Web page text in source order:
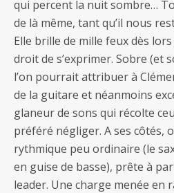
qui percent la nuit sombre…
de là même, tant qu’il nous
Elle brille de mille feux dès lors
droit de s’exprimer. Sobre (et
l’on pourrait attribuer à
de la guitare et néanmoins
glaneur de sons qui récolte
préféré négliger. A ses côtés,
rythmique peu ordinaire (le
en guise de basse), prête à
leader. Une charge menée en